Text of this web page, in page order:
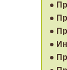
●
●
●
●
●